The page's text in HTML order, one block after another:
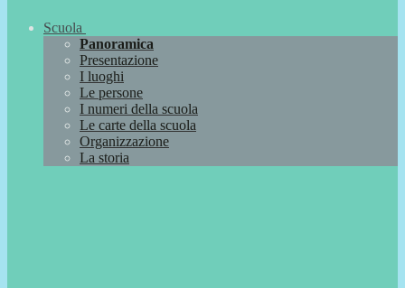
Scuola
Panoramica
Presentazione
I luoghi
Le persone
I numeri della scuola
Le carte della scuola
Organizzazione
La storia